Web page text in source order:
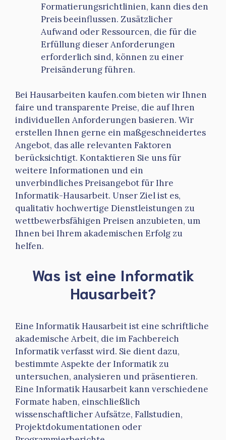
Formatierungsrichtlinien, kann dies den
Preis beeinflussen. Zusätzlicher
Aufwand oder Ressourcen, die für die
Erfüllung dieser Anforderungen
erforderlich sind, können zu einer
Preisänderung führen.
Bei Hausarbeiten kaufen.com bieten wir Ihnen
faire und transparente Preise, die auf Ihren
individuellen Anforderungen basieren. Wir
erstellen Ihnen gerne ein maßgeschneidertes
Angebot, das alle relevanten Faktoren
berücksichtigt. Kontaktieren Sie uns für
weitere Informationen und ein
unverbindliches Preisangebot für Ihre
Informatik-Hausarbeit. Unser Ziel ist es,
qualitativ hochwertige Dienstleistungen zu
wettbewerbsfähigen Preisen anzubieten, um
Ihnen bei Ihrem akademischen Erfolg zu
helfen.
Was ist eine Informatik
Hausarbeit?
Eine Informatik Hausarbeit ist eine schriftliche
akademische Arbeit, die im Fachbereich
Informatik verfasst wird. Sie dient dazu,
bestimmte Aspekte der Informatik zu
untersuchen, analysieren und präsentieren.
Eine Informatik Hausarbeit kann verschiedene
Formate haben, einschließlich
wissenschaftlicher Aufsätze, Fallstudien,
Projektdokumentationen oder